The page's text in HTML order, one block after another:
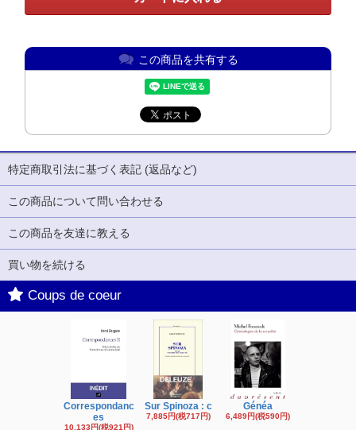
この商品を共有する
特定商取引法に基づく表記 (返品など)
この商品について問い合わせる
この商品を友達に教える
買い物を続ける
Coups de coeur
Correspondanc
es
10,133円(税921円)
Sur Spinoza : c
7,885円(税717円)
Généa
6,489円(税590円)